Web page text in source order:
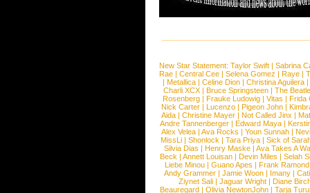
New Star Statement: Taylor Swift | Sabrina
Rae |Central Cee |Selena Gomez |Raye |
| Metallica | Celine Dion | Christina Aguilera |
Charli XCX |Bruce Springsteen |The
Rosenberg | Frauke Ludowig | Vitas | Frida
Nick Carter | Lucenzo | Pigeon John |
Aida |Christine Mayer |Not Called Jinx |
Andre Tannenberger | Edward Maya |
Alex Velea | Ava Rocks | Youn Sunnah |
MissLi | Shonlock | Tara Priya | Sick of
Silvia Dias |Henry Maske |Ava Takes A
Beck |Annett Louisan |Devin Miles |Selah
Liebe Minou |Guano Apes |Frank Ramond
Andy Grammer |Jamie Woon | Imany |
Ziynet Sali |Jaguar Wright |Diane
Beauregard |Olivia NewtonJohn |Tarja